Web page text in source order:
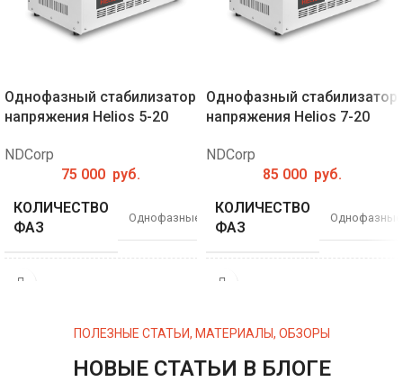
Однофазный стабилизатор
напряжения Helios 5-20
NDCorp
75 000 руб.
КОЛИЧЕСТВО
ФАЗ
Однофазные
МОЩНОСТЬ, КВА
ДИАПАЗОН (В)
300
Однофазный стабилизатор
напряжения Helios 7-20
NDCorp
85 000 руб.
КОЛИЧЕСТВО
ФАЗ
Однофазные
МОЩНОСТЬ, КВА
РАБОЧИЙ
ДИАПАЗОН (В)
ПОЛЕЗНЫЕ СТАТЬИ, МАТЕРИАЛЫ, ОБЗОРЫ
НОВЫЕ СТАТЬИ В БЛОГЕ